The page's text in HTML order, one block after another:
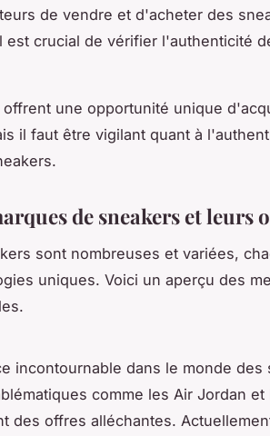
de vendre et d'acheter des
est crucial de vérifier l'authenticité
une opportunité unique
il faut être vigilant quant à
de sneakers et leurs
sont nombreuses et variées,
uniques. Voici un aperçu des
incontournable dans le monde des
comme les Air Jordan et
des offres alléchantes.